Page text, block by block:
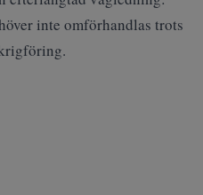
inte omförhandlas trots